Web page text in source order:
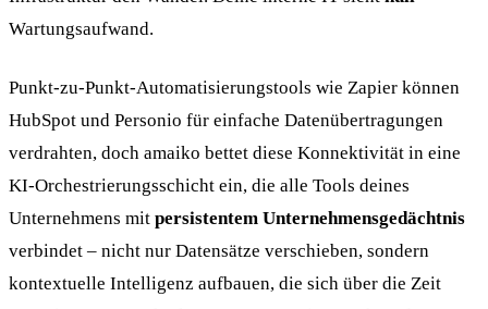
Wartungsaufwand.
Punkt-zu-Punkt-Automatisierungstools wie Zapier können
HubSpot und Personio für einfache Datenübertragungen
verdrahten, doch amaiko bettet diese Konnektivität in eine
KI-Orchestrierungsschicht ein, die alle Tools deines
Unternehmens mit persistentem Unternehmensgedächtnis
verbindet – nicht nur Datensätze verschieben, sondern
kontextuelle Intelligenz aufbauen, die sich über die Zeit